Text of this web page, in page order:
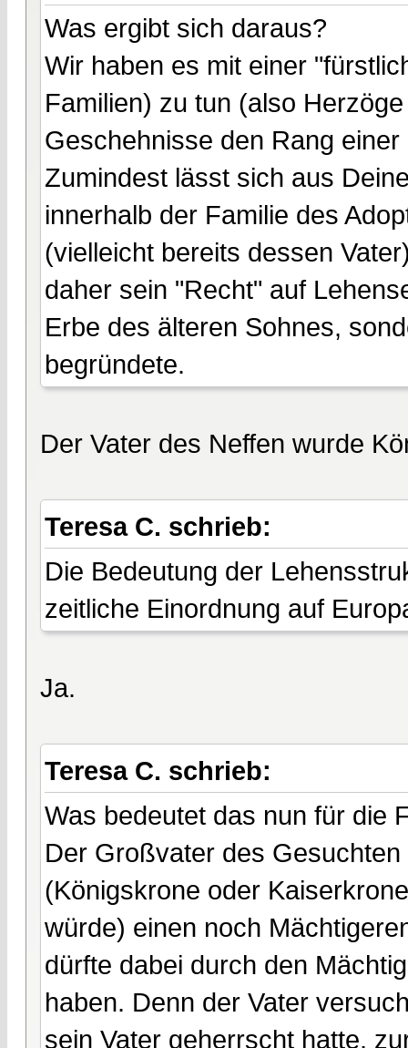
Was ergibt sich daraus?
Wir haben es mit einer
Familien) zu tun (also
Geschehnisse den Rang
Zumindest lässt sich aus
innerhalb der Familie des
(vielleicht bereits dessen
daher sein "Recht" auf
Erbe des älteren Sohnes,
begründete.
Der Vater des Neffen wurde
Teresa C. schrieb:
Die Bedeutung der
zeitliche Einordnung auf
Ja.
Teresa C. schrieb:
Was bedeutet das nun für die
Der Großvater des
(Königskrone oder
würde) einen noch
dürfte dabei durch den
haben. Denn der Vater
sein Vater geherrscht hatte,